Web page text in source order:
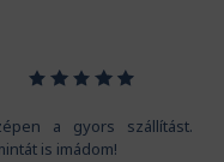
12345
a gyors szállítást.
is imádom!